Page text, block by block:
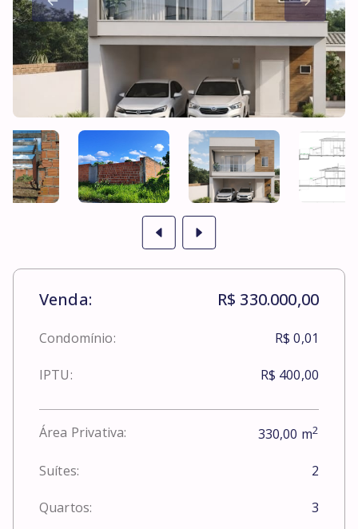
Venda: R$ 330.000,00
Condomínio: R$ 0,01
IPTU: R$ 400,00
Área Privativa: 330,00 m2
Suítes: 2
Quartos: 3